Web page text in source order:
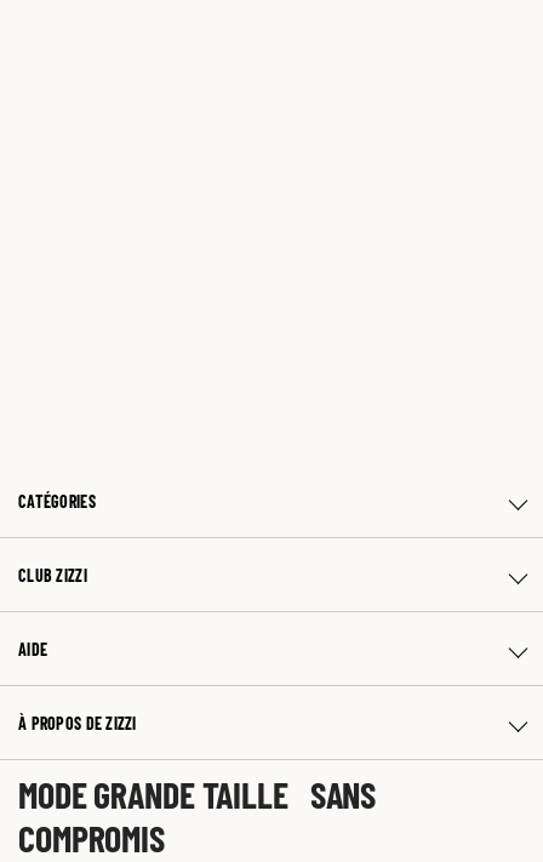
CATÉGORIES
CLUB ZIZZI
AIDE
À PROPOS DE ZIZZI
MODE GRANDE TAILLE SANS
COMPROMIS